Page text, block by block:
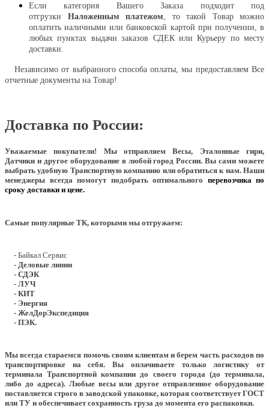
Если категория Вашего Заказа подходит под
отгрузки Наложенным платежом , то такой Товар можно
оплатить наличными или банковской картой при получении, в
любых пунктах выдачи заказов СДЕК или Курьеру по месту
доставки.
Независимо от выбранного способа оплаты, мы предоставляем Все
отчетные документы на Товар!
Доставка по России:
Уважаемые покупатели! Мы отправляем Весы, Эталонные гири,
Датчики и другое оборудование в любой город России. Вы сами можете
выбрать удобную Транспортную компанию или обратиться к нам. Наши
менеджеры всегда помогут подобрать оптимального перевозчика по
сроку доставки и цене.
Самые популярные ТК, которыми мы отгружаем:
- Байкал Сервис
- Деловые линии
- СДЭК
- ЛУЧ
- КИТ
- Энергия
- ЖелДорЭкспедиция
- ПЭК.
Мы всегда стараемся помочь своим клиентам и берем часть расходов по
транспортировке на себя. Вы оплачиваете только логистику от
терминала Транспортной компании до своего города (до терминала,
либо до адреса). Любые весы или другое отправленное оборудование
поставляется строго в заводской упаковке, которая соответствует ГОСТ
или ТУ и обеспечивает сохранность груза до момента его распаковки.